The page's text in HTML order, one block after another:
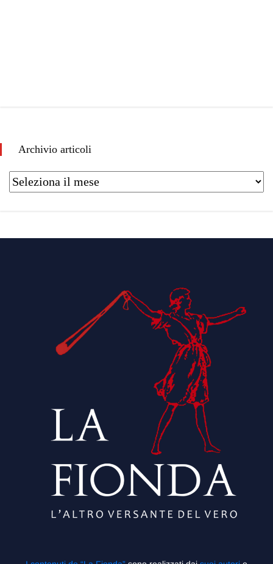
Archivio articoli